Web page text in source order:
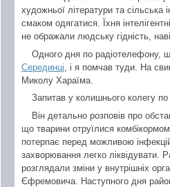
художньої літератури та сільська
смаком одягатися. Їхня
не ображали людську гідність,
Одного дня по радіотелефону,
Серединці , і я помчав туди. На
Миколу Хараїма.
Запитав у колишнього колегу
Він детально розповів про
що тварини отруїлися
потерпає перед можливою
захворювання легко ліквідувати.
розглядали зміни у внутрішніх
Єфремовича. Наступного дня